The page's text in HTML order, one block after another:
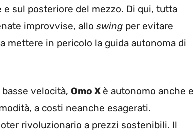
sul posteriore del mezzo. Di qui, tutta
improvvise, allo swing per evitare
mettere in pericolo la guida autonoma di
velocità, Omo X è autonomo anche e
a costi neanche esagerati.
rivoluzionario a prezzi sostenibili. Il